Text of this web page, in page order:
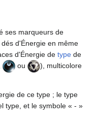
ses marqueurs de
d'Énergie en même
d'Énergie de type de
ou
), multicolore
de ce type ; le type
type, et le symbole « - »